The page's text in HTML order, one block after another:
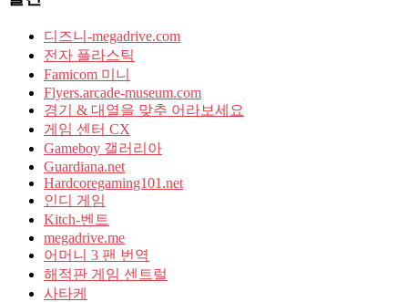
디즈니-megadrive.com
전자 플라스틱
Famicom 미니
Flyers.arcade-museum.com
경기 & 대열을 맞추 어라보세요
게임 센터 CX
Gameboy 갤러리아
Guardiana.net
Hardcoregaming101.net
인디 게임
Kitch-벤트
megadrive.me
어머니 3 팬 번역
해적판 게임 센트럴
사타케